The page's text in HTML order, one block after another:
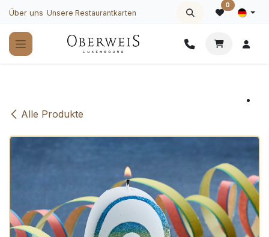
Zum Inhalt springen
Über uns Unsere Restaurantkarten
0
Alle Produkte